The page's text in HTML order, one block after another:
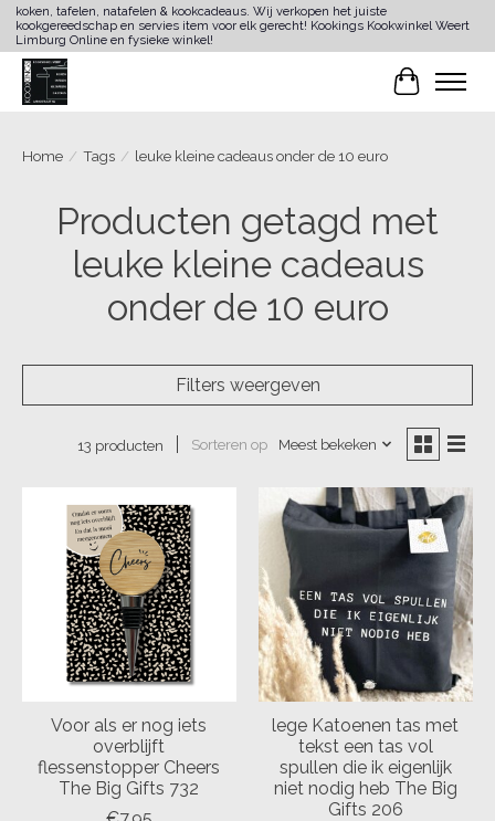
koken, tafelen, natafelen & kookcadeaus. Wij verkopen het juiste
kookgereedschap en servies item voor elk gerecht! Kookings Kookwinkel Weert
Limburg Online en fysieke winkel!
Home / Tags / leuke kleine cadeaus onder de 10 euro
Producten getagd met
leuke kleine cadeaus
onder de 10 euro
Filters weergeven
13 producten Sorteren op Meest bekeken
Voor als er nog iets
overblijft
flessenstopper Cheers
The Big Gifts 732
lege Katoenen tas met
tekst een tas vol
spullen die ik eigenlijk
niet nodig heb The Big
Gifts 206